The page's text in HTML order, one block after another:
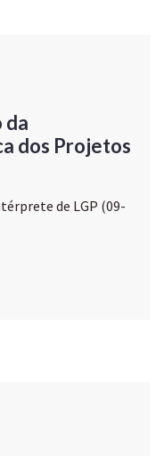
da
dos Projetos
de LGP (09-